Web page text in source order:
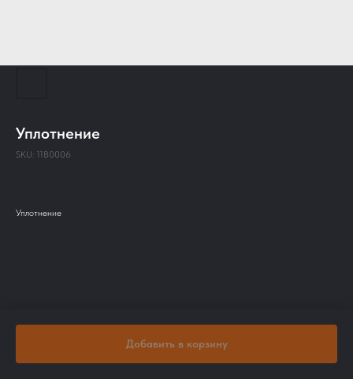
Уплотнение
SKU: 11B0006
Добавить в корзину
Уплотнение